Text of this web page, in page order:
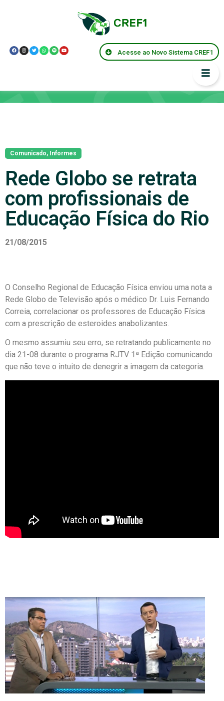
Acesse ao Novo Sistema CREF1
Comunicado, Informes
Rede Globo se retrata
com profissionais de
Educação Física do Rio
21/08/2015
O Conselho Regional de Educação Física enviou uma nota a
Rede Globo de Televisão após o médico Dr. Luis Fernando
Correia, correlacionar os professores de Educação Física
com a prescrição de esteroides anabolizantes.
O mesmo assumiu seu erro, se retratando publicamente no
dia 21-08 durante o programa RJTV 1ª Edição comunicando
que não teve o intuito de denegrir a imagem da categoria.